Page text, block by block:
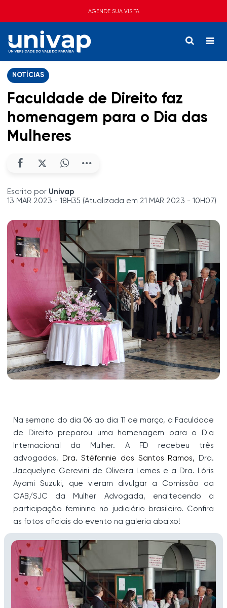
AGENDE SUA VISITA
NOTÍCIAS
Faculdade de Direito faz
homenagem para o Dia das
Mulheres
Escrito por Univap
13 MAR 2023 - 18H35 (Atualizada em 21 MAR 2023 - 10H07)
Na semana do dia 06 ao dia 11 de março, a Faculdade
de Direito preparou uma homenagem para o Dia
Internacional da Mulher. A FD recebeu três
advogadas,
Dra. Stéfannie dos Santos Ramos, Dra.
Jacquelyne Gerevini de Oliveira Lemes e a Dra. Lóris
Ayami Suzuki, que vieram divulgar a Comissão da
OAB/SJC da Mulher Advogada, enaltecendo a
participação feminina no judiciário brasileiro. Confira
as fotos oficiais do evento na galeria abaixo!